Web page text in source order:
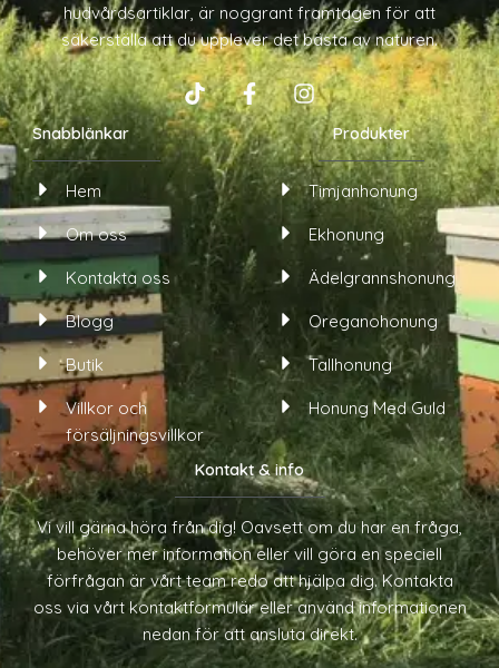
hudvårdsartiklar, är noggrant framtagen för att
säkerställa att du upplever det bästa av naturen.
T
i
k
t
k
F
a
c
e
b
k
-
f
I
n
s
t
a
g
r
a
m
Snabblänkar
Hem
Om oss
Kontakta oss
Blogg
Butik
Villkor och
försäljningsvillkor
Produkter
Timjanhonung
Ekhonung
Ädelgrannshonung
Oreganohonung
Tallhonung
Honung Med Guld
Kontakt & info
Vi vill gärna höra från dig! Oavsett om du har en fråga,
behöver mer information eller vill göra en speciell
förfrågan är vårt team redo att hjälpa dig. Kontakta
oss via vårt kontaktformulär eller använd informationen
nedan för att ansluta direkt.